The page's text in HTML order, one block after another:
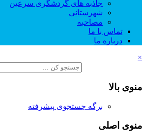
جاذبه های گردشگری سرعین
شهرستانی
مصاحبه
تماس با ما
درباره ما
×
منوی بالا
برگه جستجوی پیشرفته
منوی اصلی